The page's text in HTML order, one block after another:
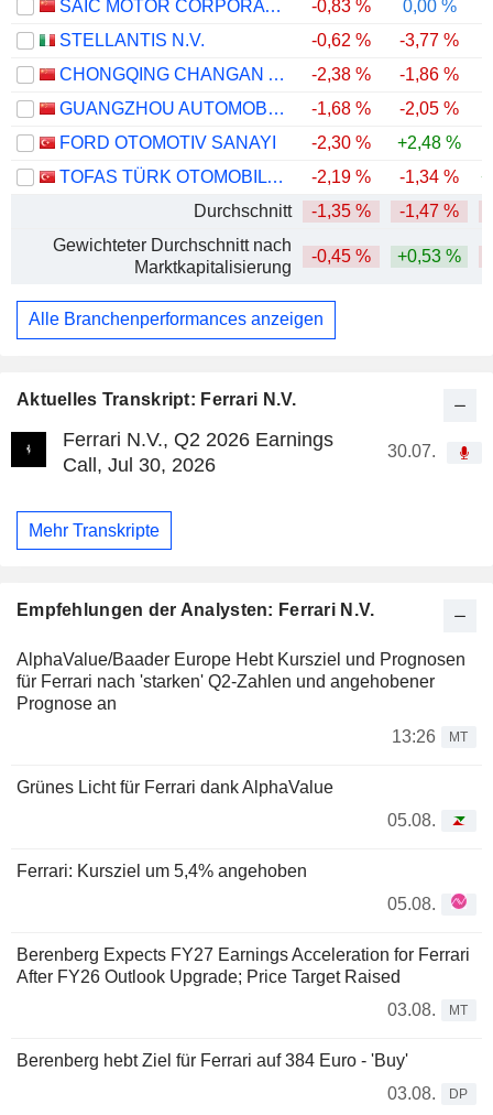
Aktuelles Transkript: Ferrari N.V.
Ferrari N.V., Q2 2026 Earnings
Call, Jul 30, 2026
30.07.
Mehr Transkripte
Empfehlungen der Analysten: Ferrari N.V.
AlphaValue/Baader Europe Hebt Kursziel und Prognosen
für Ferrari nach 'starken' Q2-Zahlen und angehobener
Prognose an
13:26
MT
Grünes Licht für Ferrari dank AlphaValue
05.08.
Ferrari: Kursziel um 5,4% angehoben
05.08.
Berenberg Expects FY27 Earnings Acceleration for Ferrari
After FY26 Outlook Upgrade; Price Target Raised
03.08.
MT
Berenberg hebt Ziel für Ferrari auf 384 Euro - 'Buy'
03.08.
DP
SAIC MOTOR CORPORATION LIMITED -0,83 % 0,00 %
STELLANTIS N.V.
-0,62 % -3,77 %
CHONGQING CHANGAN AUTOMOBILE COMPANY LIMITED
-2,38 % -1,86 %
GUANGZHOU AUTOMOBILE GROUP CO., LTD.
-1,68 % -2,05 %
FORD OTOMOTIV SANAYI
-2,30 % +2,48 %
TOFAS TÜRK OTOMOBIL FABRIKASI ANONIM SIRKETI
-2,19 % -1,34 %
Durchschnitt
-1,35 % -1,47 %
Gewichteter Durchschnitt nach
Marktkapitalisierung
-0,45 % +0,53 %
Alle Branchenperformances anzeigen